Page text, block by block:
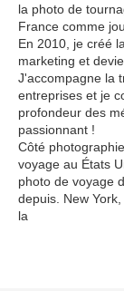
la photo de
France comme
En 2010, je créé
marketing et
J'accompagne la
entreprises et je
profondeur des
passionnant !
Côté
voyage au États
photo de voyage
depuis. New
la